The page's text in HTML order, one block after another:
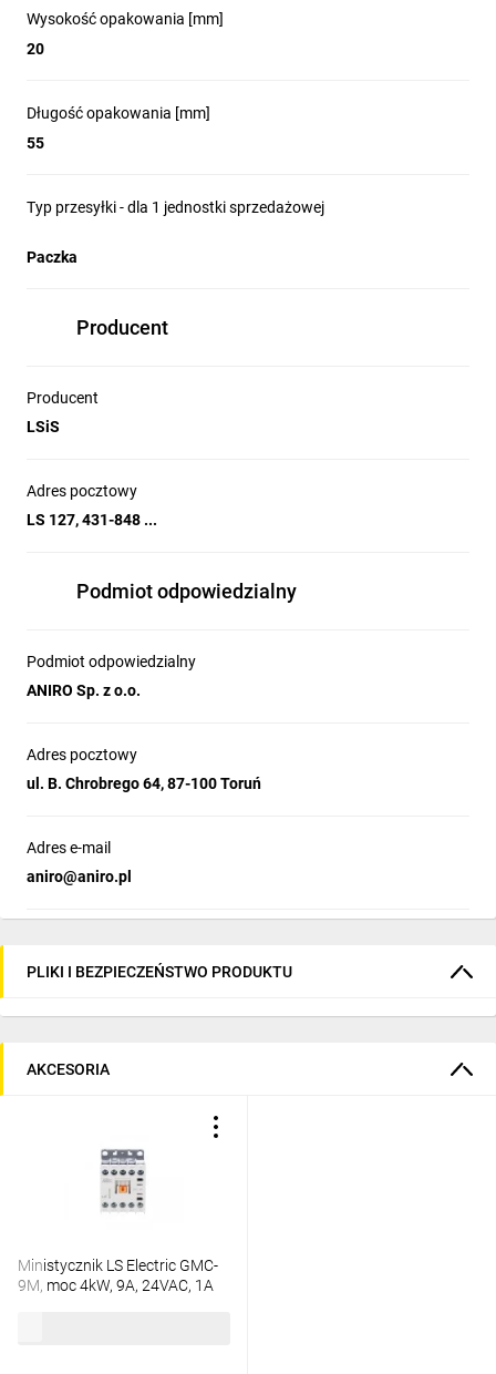
Wysokość opakowania [mm]
20
Długość opakowania [mm]
55
Typ przesyłki - dla 1 jednostki sprzedażowej
Paczka
Producent
Producent
LSiS
Adres pocztowy
LS 127, 431-848 ...
Podmiot odpowiedzialny
Podmiot odpowiedzialny
ANIRO Sp. z o.o.
Adres pocztowy
ul. B. Chrobrego 64, 87-100 Toruń
Adres e-mail
aniro@aniro.pl
PLIKI I BEZPIECZEŃSTWO PRODUKTU
AKCESORIA
Ministycznik LS Electric GMC-
9M, moc 4kW, 9A, 24VAC, 1A